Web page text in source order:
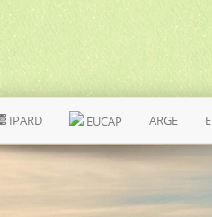
IPARD EUCAP ARGE